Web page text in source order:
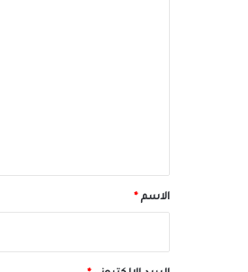
*الاسم*